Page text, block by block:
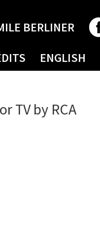
BERLINER
ENGLISH
TV by RCA